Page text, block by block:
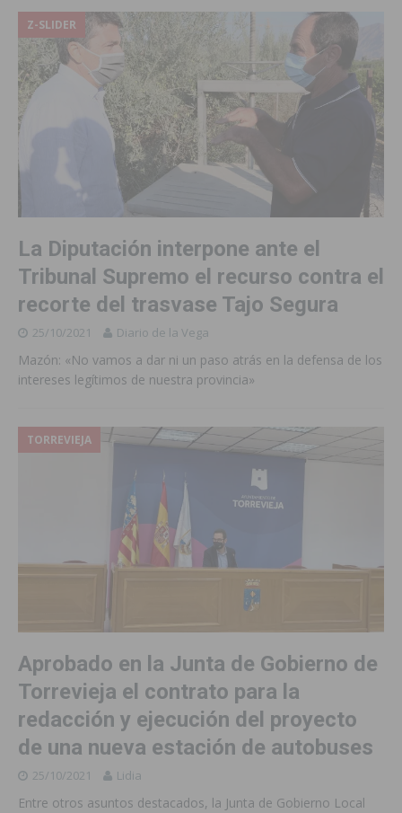
Z-SLIDER
La Diputación interpone ante el
Tribunal Supremo el recurso contra el
recorte del trasvase Tajo Segura
25/10/2021 Diario de la Vega
Mazón: «No vamos a dar ni un paso atrás en la defensa de los
intereses legítimos de nuestra provincia»
TORREVIEJA
Aprobado en la Junta de Gobierno de
Torrevieja el contrato para la
redacción y ejecución del proyecto
de una nueva estación de autobuses
25/10/2021 Lidia
Entre otros asuntos destacados, la Junta de Gobierno Local